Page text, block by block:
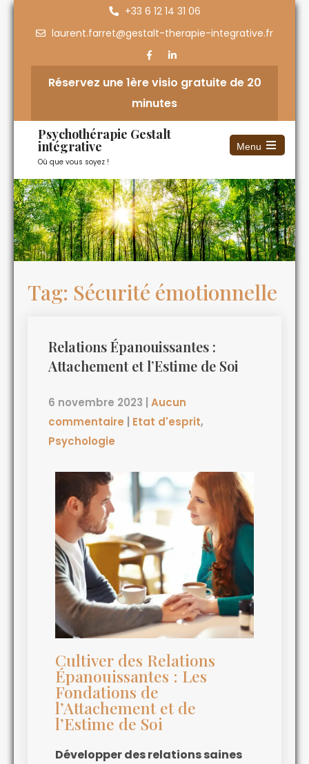
+33 6 12 14 31 06
laurent.farret@gestalt-therapie-integrative.fr
Réservez une 1ère visio gratuite de 20
minutes
Psychothérapie Gestalt
intégrative
Où que vous soyez !
Menu
Tag: Sécurité émotionnelle
Relations Épanouissantes :
Attachement et l’Estime de Soi
6 novembre 2023
Aucun
commentaire
Etat d'esprit,
Psychologie
Cultiver des Relations
Épanouissantes : Les
Fondations de
l’Attachement et de
l’Estime de Soi
Développer des relations saines